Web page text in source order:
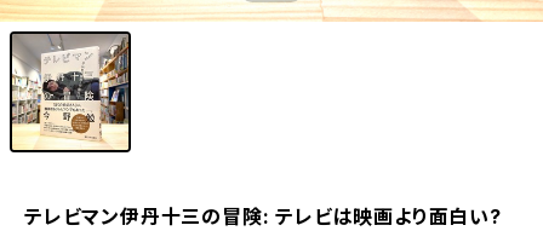
テレビマン伊丹十三の冒険: テレビは映画より面白い?